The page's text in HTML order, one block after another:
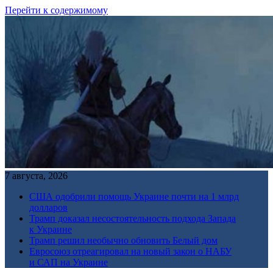
Перейти к содержимому
7 августа, 2026
США одобрили помощь Украине почти на 1 млрд
долларов
Трамп доказал несостоятельность подхода Запада
к Украине
Трамп решил необычно обновить Белый дом
Евросоюз отреагировал на новый закон о НАБУ
и САП на Украине